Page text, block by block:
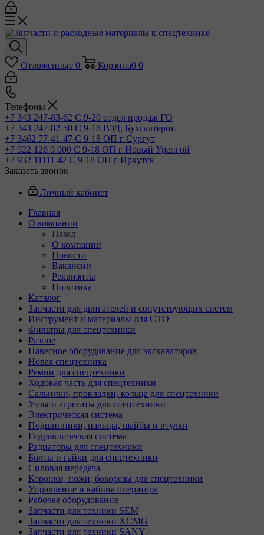
Отложенные 0 Корзина0 0
Телефоны
+7 343 247-83-62 С 9-20 отдел продаж ГО
+7 343 247-82-50 С 9-18 ВЗД, Бухгалтерия
+7 3462 77-41-47 С 9-18 ОП г Сургут
+7 922 126 9 000 С 9-18 ОП г Новый Уренгой
+7 932 11111 42 С 9-18 ОП г Иркутск
Заказать звонок
Личный кабинет
Главная
О компании
Назад
О компании
Новости
Вакансии
Реквизиты
Политика
Каталог
Запчасти для двигателей и сопутствующих систем
Инструмент и материалы для СТО
Фильтры для спецтехники
Разное
Навесное оборудование для экскаваторов
Новая спецтехника
Ремни для спецтехники
Ходовая часть для спецтехники
Сальники, прокладки, кольца для спецтехники
Узлы и агрегаты для спецтехники
Электрическая система
Подшипники, пальцы, шайбы и втулки
Гидравлическая система
Радиаторы для спецтехники
Болты и гайки для спецтехники
Силовая передача
Коронки, ножи, бокорезы для спецтехники
Управление и кабина оператора
Рабочее оборудование
Запчасти для техники SEM
Запчасти для техники XCMG
Запчасти для техники SANY